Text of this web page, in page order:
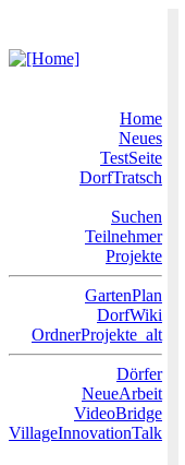
Home
Neues
TestSeite
DorfTratsch
Suchen
Teilnehmer
Projekte
GartenPlan
DorfWiki
OrdnerProjekte_alt
Dörfer
NeueArbeit
VideoBridge
VillageInnovationTalk